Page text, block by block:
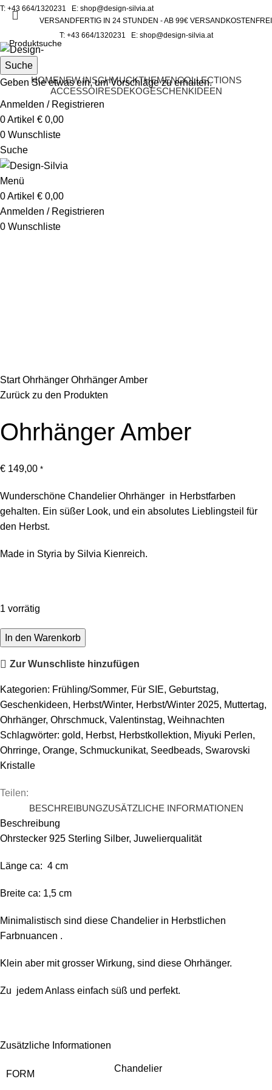
T: +43 664/1320231 E: shop@design-silvia.at
VERSANDFERTIG IN 24 STUNDEN - AB 99€ VERSANDKOSTENFREI
T: +43 664/1320231 E: shop@design-silvia.at
HOMENEW INSCHMUCKTHEMENCOLLECTIONS
ACCESSOIRESDEKOGESCHENKIDEEN
Anmelden / Registrieren
0Artikel € 0,00
0 Wunschliste
Suche
Menü
0Artikel € 0,00
Anmelden / Registrieren
0 Wunschliste
StartOhrhänger Ohrhänger Amber
Zurück zu den Produkten
Ohrhänger Amber
€ 149,00 *
Wunderschöne Chandelier Ohrhänger in Herbstfarben
gehalten. Ein süßer Look, und ein absolutes Lieblingsteil für
den Herbst.
Made in Styria by Silvia Kienreich.
1 vorrätig
Ohrhänger
Amber
Menge
In den Warenkorb
Zur Wunschliste hinzufügen
Kategorien: Frühling/Sommer, Für SIE, Geburtstag,
Geschenkideen, Herbst/Winter, Herbst/Winter 2025, Muttertag,
Ohrhänger, Ohrschmuck, Valentinstag, Weihnachten
Schlagwörter: gold, Herbst, Herbstkollektion, Miyuki Perlen,
Ohrringe, Orange, Schmuckunikat, Seedbeads, Swarovski
Kristalle
Teilen:
BESCHREIBUNGZUSÄTZLICHE INFORMATIONEN
Beschreibung
Ohrstecker 925 Sterling Silber, Juwelierqualität
Länge ca: 4 cm
Breite ca: 1,5 cm
Minimalistisch sind diese Chandelier in Herbstlichen
Farbnuancen .
Klein aber mit grosser Wirkung, sind diese Ohrhänger.
Zu jedem Anlass einfach süß und perfekt.
Zusätzliche Informationen
FORM
Chandelier
Suche
Geben Sie etwas ein, um Vorschläge zu erhalten.